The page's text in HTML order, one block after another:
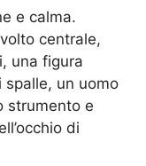
e calma.
centrale,
una figura
un uomo
strumento e
di